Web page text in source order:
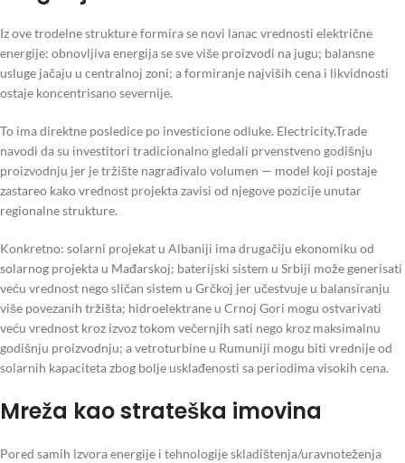
Iz ove trodelne strukture formira se novi lanac vrednosti električne
energije: obnovljiva energija se sve više proizvodi na jugu; balansne
usluge jačaju u centralnoj zoni; a formiranje najviših cena i likvidnosti
ostaje koncentrisano severnije.
To ima direktne posledice po investicione odluke. Electricity.Trade
navodi da su investitori tradicionalno gledali prvenstveno godišnju
proizvodnju jer je tržište nagrađivalo volumen — model koji postaje
zastareo kako vrednost projekta zavisi od njegove pozicije unutar
regionalne strukture.
Konkretno: solarni projekat u Albaniji ima drugačiju ekonomiku od
solarnog projekta u Mađarskoj; baterijski sistem u Srbiji može generisati
veću vrednost nego sličan sistem u Grčkoj jer učestvuje u balansiranju
više povezanih tržišta; hidroelektrane u Crnoj Gori mogu ostvarivati
veću vrednost kroz izvoz tokom večernjih sati nego kroz maksimalnu
godišnju proizvodnju; a vetroturbine u Rumuniji mogu biti vrednije od
solarnih kapaciteta zbog bolje usklađenosti sa periodima visokih cena.
Mreža kao strateška imovina
Pored samih izvora energije i tehnologije skladištenja/uravnoteženja